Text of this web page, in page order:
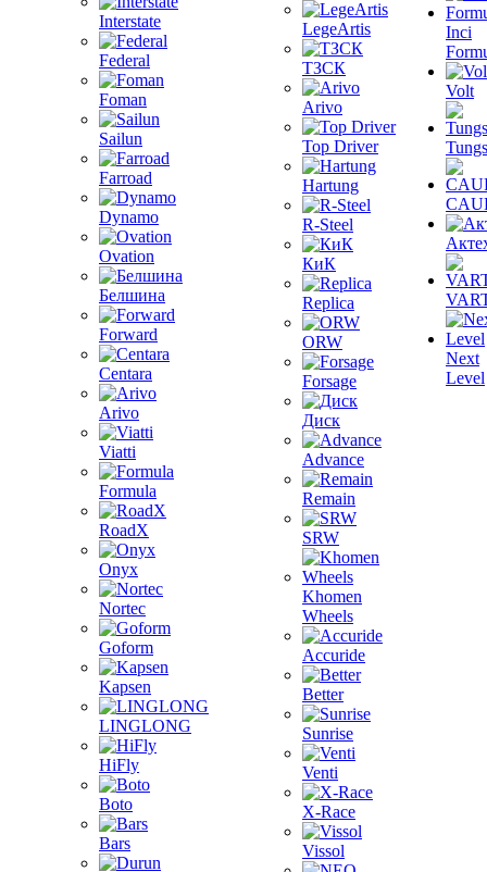
Interstate
Federal
Foman
Sailun
Farroad
Dynamo
Ovation
Белшина
Forward
Centara
Arivo
Viatti
Formula
RoadX
Onyx
Nortec
Goform
Kapsen
LINGLONG
HiFly
Boto
Bars
LegeArtis
ТЗСК
Arivo
Top Driver
Hartung
R-Steel
КиК
Replica
ORW
Forsage
Диск
Advance
Remain
SRW
Khomen
Wheels
Accuride
Better
Sunrise
Venti
X-Race
Vissol
Inci
Volt
Next
Level